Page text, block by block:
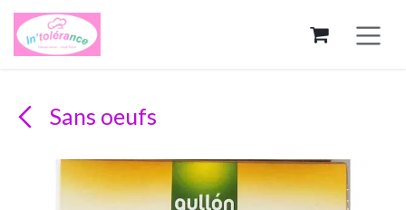
Se rendre au contenu
Sans oeufs